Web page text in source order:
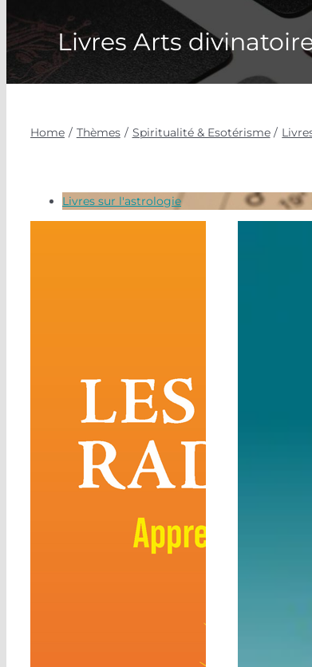
Livres Arts
Home Thèmes Spiritualité & Esotérisme
Livres sur l'astrologie